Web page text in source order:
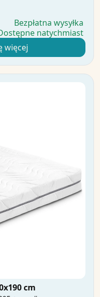
Bezpłatna wysyłka
natychmiast
więcej
cm